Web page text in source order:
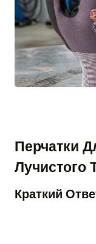
Перчатки
Лучистого
Краткий